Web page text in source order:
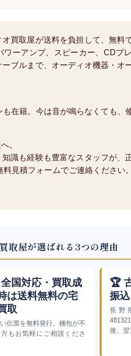
買取屋が送料を負担して、無料
ーアンプ、スピーカー、CDプ
ブルまで、オーディオ機器・オ
在籍。今は音が鳴らなくても、
。
識も経験も豊富なスタッフが、
見積フォームでご連絡ください
取屋が選ばれる3つの理由
国対応・買取成
は送料無料の宅
取
伝票を無料発行。梱包が不
もお気軽にご相談くださ
🏆
振込
長野
後、翌